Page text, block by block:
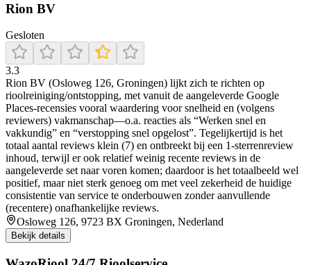
Rion BV
Gesloten
3.3
Rion BV (Osloweg 126, Groningen) lijkt zich te richten op
rioolreiniging/ontstopping, met vanuit de aangeleverde Google
Places-recensies vooral waardering voor snelheid en (volgens
reviewers) vakmanschap—o.a. reacties als “Werken snel en
vakkundig” en “verstopping snel opgelost”. Tegelijkertijd is het
totaal aantal reviews klein (7) en ontbreekt bij een 1-sterrenreview
inhoud, terwijl er ook relatief weinig recente reviews in de
aangeleverde set naar voren komen; daardoor is het totaalbeeld wel
positief, maar niet sterk genoeg om met veel zekerheid de huidige
consistentie van service te onderbouwen zonder aanvullende
(recentere) onafhankelijke reviews.
Osloweg 126, 9723 BX Groningen, Nederland
Bekijk details